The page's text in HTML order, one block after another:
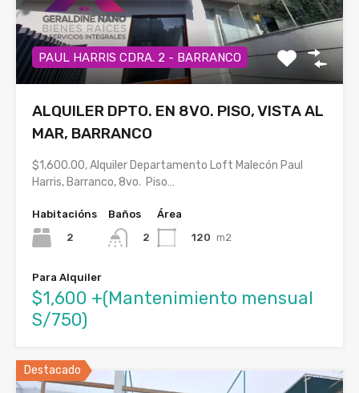
PAUL HARRIS CDRA. 2 - BARRANCO
ALQUILER DPTO. EN 8VO. PISO, VISTA AL
MAR, BARRANCO
$1,600.00, Alquiler Departamento Loft Malecón Paul
Harris, Barranco, 8vo. Piso…
Habitacións
2
Baños
2
Área
120 m2
Para Alquiler
$1,600 +(Mantenimiento mensual
S/750)
Destacado